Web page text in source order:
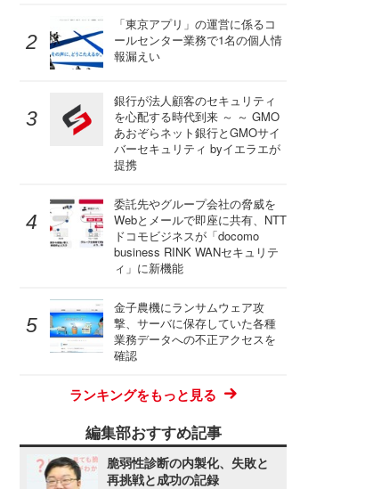
「東京アプリ」の運営に係るコ
ールセンター業務で1名の個人情
報漏えい
銀行が法人顧客のセキュリティ
を心配する時代到来 ～ ～ GMO
あおぞらネット銀行とGMOサイ
バーセキュリティ byイエラエが
提携
委託先やグループ会社の脅威を
Webとメールで即座に共有、NTT
ドコモビジネスが「docomo
business RINK WANセキュリテ
ィ」に新機能
金子農機にランサムウェア攻
撃、サーバに保存していた各種
業務データへの不正アクセスを
確認
ランキングをもっと見る
編集部おすすめ記事
脆弱性診断の内製化、失敗と
再挑戦と成功の記録